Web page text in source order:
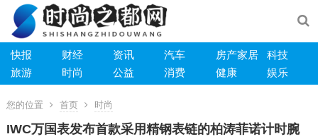
快报 财经 资讯 汽车 房产家居
科技
旅游
时尚 公益 消费 健康 娱乐
您的位置 首页 时尚
IWC万国表发布首款采用精钢表链的柏涛菲诺计时腕